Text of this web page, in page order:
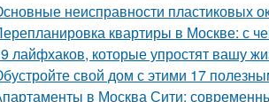
неисправности пластиковых
квартиры в Москве: с
лайфхаков, которые упростят вашу
свой дом с этими 17
в Москва Сити: